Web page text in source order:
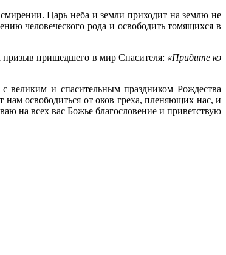
Царь неба и земли приходит на землю не
человеческого рода и освободить томящихся в
призыв пришедшего в мир Спасителя: «Придите ко
великим и спасительным праздником Рождества
освободиться от оков греха, пленяющих нас, и
на всех вас Божье благословение и приветствую